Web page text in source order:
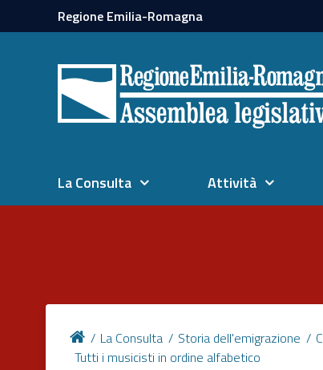
Regione Emilia-Romagna
La Consulta Attività
La Consulta Storia dell'emigrazione
Tutti i musicisti in ordine alfabetico